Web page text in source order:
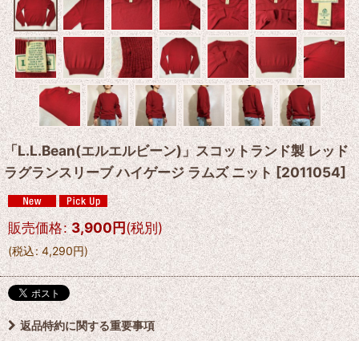
「L.L.Bean(エルエルビーン)」スコットランド製 レッド
ラグランスリーブ ハイゲージ ラムズ ニット[2011054]
販売価格: 3,900円(税別)
(税込: 4,290円)
返品特約に関する重要事項